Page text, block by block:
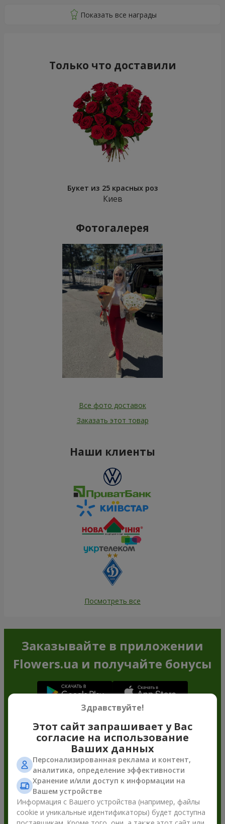
Только что доставили
Букет из 25 красных роз
Киев
Фотогалерея
Все фото доставок
Заказать этот товар
Наши клиенты
Посмотреть все
Заказывайте в приложении
Flowers.ua и получайте бонусы
Здравствуйте!
Этот сайт запрашивает у Вас
согласие на использование
Ваших данных
Персонализированная реклама и контент,
аналитика, определение эффективности
Хранение и/или доступ к информации на
Вашем устройстве
Информация с Вашего устройства (например, файлы
cookie и уникальные идентификаторы) будет доступна